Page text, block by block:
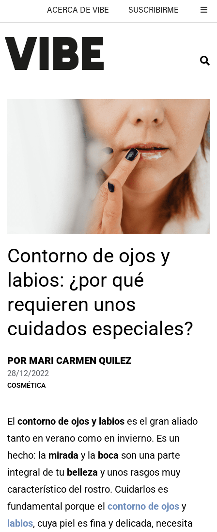
ACERCA DE VIBE SUSCRIBIRME
Contorno de ojos y
labios: ¿por qué
requieren unos
cuidados especiales?
POR MARI CARMEN QUILEZ
28/12/2022
COSMÉTICA
El contorno de ojos y labios es el gran aliado
tanto en verano como en invierno. Es un
hecho: la mirada y la boca son una parte
integral de tu belleza y unos rasgos muy
característico del rostro. Cuidarlos es
fundamental porque el contorno de ojos y
labios, cuya piel es fina y delicada, necesita